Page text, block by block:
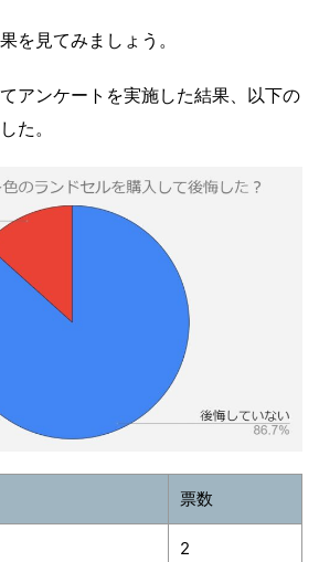
を見てみましょう。
アンケートを実施した結果、以下の
た。
票数
2